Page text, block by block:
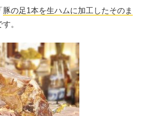
豚の足1本を生ハムに加工したそのま
。